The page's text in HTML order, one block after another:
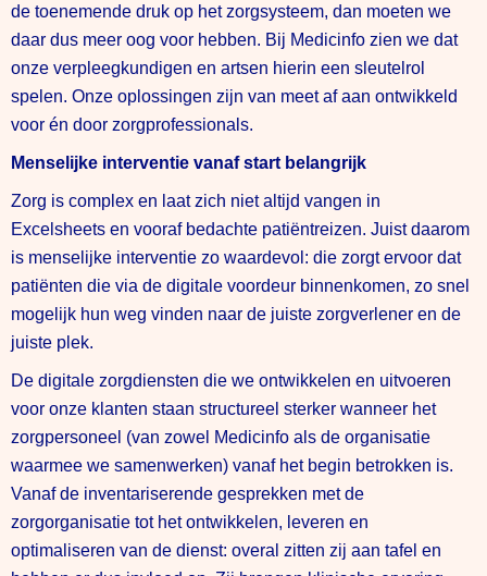
de toenemende druk op het zorgsysteem, dan moeten we
daar dus meer oog voor hebben. Bij Medicinfo zien we dat
onze verpleegkundigen en artsen hierin een sleutelrol
spelen. Onze oplossingen zijn van meet af aan ontwikkeld
voor én door zorgprofessionals.
Menselijke interventie vanaf start belangrijk
Zorg is complex en laat zich niet altijd vangen in
Excelsheets en vooraf bedachte patiëntreizen. Juist daarom
is menselijke interventie zo waardevol: die zorgt ervoor dat
patiënten die via de digitale voordeur binnenkomen, zo snel
mogelijk hun weg vinden naar de juiste zorgverlener en de
juiste plek.
De digitale zorgdiensten die we ontwikkelen en uitvoeren
voor onze klanten staan structureel sterker wanneer het
zorgpersoneel (van zowel Medicinfo als de organisatie
waarmee we samenwerken) vanaf het begin betrokken is.
Vanaf de inventariserende gesprekken met de
zorgorganisatie tot het ontwikkelen, leveren en
optimaliseren van de dienst: overal zitten zij aan tafel en